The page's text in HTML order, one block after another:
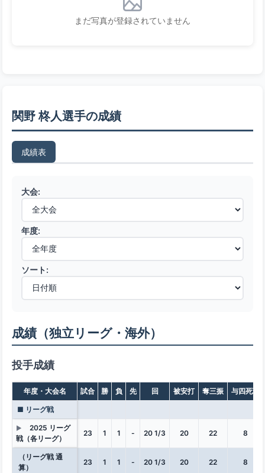
まだ写真が登録されていません
関野 柊人選手の成績
成績表
大会:
年度:
ソート:
成績（独立リーグ・海外）
投手成績
年度・大会名 試合 勝 負 先 回 被安打 奪三振 与四死球
■ リーグ戦
▶
2025 リーグ
戦（各リーグ）
23 1 1 - 20 1/3 20 22 8
（リーグ戦 通
算）
23 1 1 - 20 1/3 20 22 8